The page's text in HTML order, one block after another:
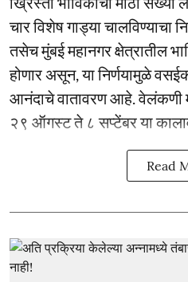
चार विशेष गाड्या चालविण्याचा
तसेच मुंबई महानगर क्षेत्रातील
होणार असून, या निर्णयामुळे
आनंदाचे वातावरण आहे. वेलंकणी
२९ ऑगस्ट ते ८ सप्टेंबर या
Read